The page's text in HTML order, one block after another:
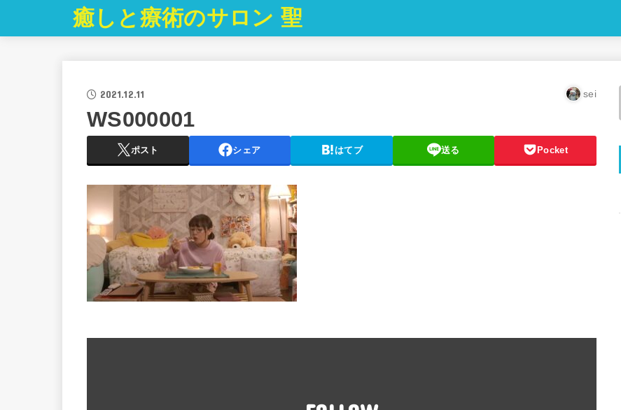
癒しと療術のサロン 聖
2021.12.11 sei
WS000001
ポスト シェア はてブ 送る Pocket